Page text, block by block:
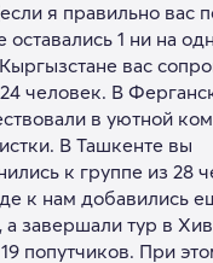
я правильно вас
оставались 1 ни на
вас
человек. В
в уютной
В Ташкенте вы
к группе из 28
к нам добавились
а завершали тур в
попутчиков. При